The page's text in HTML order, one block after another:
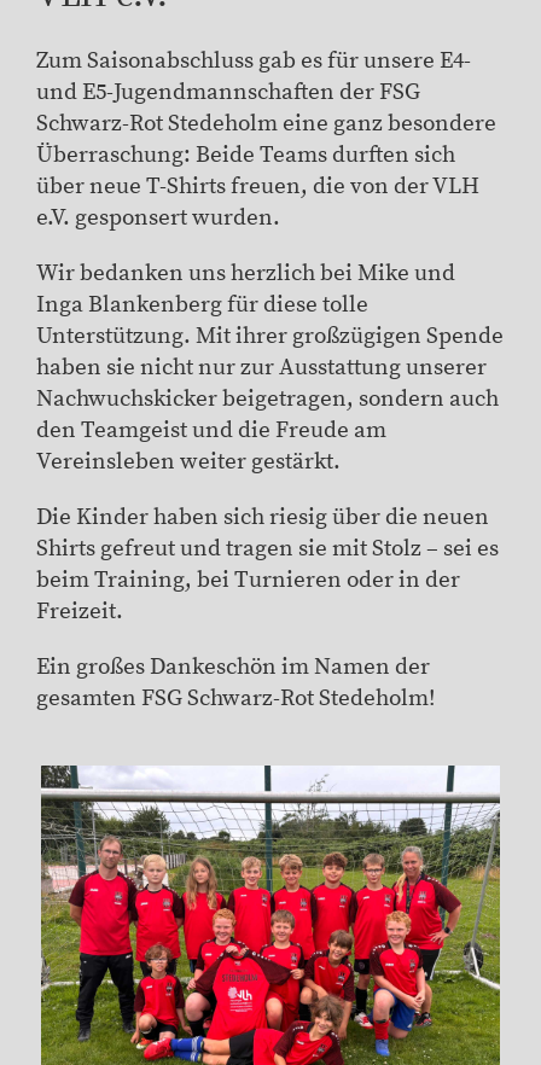
Zum Saisonabschluss gab es für unsere E4-
und E5-Jugendmannschaften der FSG
Schwarz-Rot Stedeholm eine ganz besondere
Überraschung: Beide Teams durften sich
über neue T-Shirts freuen, die von der VLH
e.V. gesponsert wurden.
Wir bedanken uns herzlich bei Mike und
Inga Blankenberg für diese tolle
Unterstützung. Mit ihrer großzügigen Spende
haben sie nicht nur zur Ausstattung unserer
Nachwuchskicker beigetragen, sondern auch
den Teamgeist und die Freude am
Vereinsleben weiter gestärkt.
Die Kinder haben sich riesig über die neuen
Shirts gefreut und tragen sie mit Stolz – sei es
beim Training, bei Turnieren oder in der
Freizeit.
Ein großes Dankeschön im Namen der
gesamten FSG Schwarz-Rot Stedeholm!